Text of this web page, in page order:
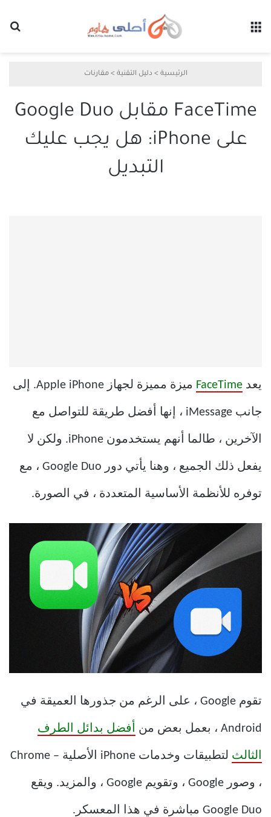
الرئيسية > دليل التقنية > مقارنات
FaceTime مقابل Google Duo
على iPhone: هل يجب عليك
التبديل
يعد FaceTime ميزة مميزة لجهاز Apple iPhone. إلى
جانب iMessage ، إنها أفضل طريقة للتواصل مع
الآخرين ، طالما أنهم يستخدمون iPhone. ولكن لا
يفعل ذلك الجميع ، وهنا يأتي دور Google Duo ، مع
توفره للأنظمة الأساسية المتعددة ، في الصورة.
تقوم Google ، على الرغم من جذورها العميقة في
Android ، بعمل بعض من أفضل بدائل الطرف
الثالث لتطبيقات وخدمات iPhone الأصلية – Chrome
، وصور Google ، وتقويم Google ، والمزيد. ويقع
Google Duo مباشرة في هذا المعسكر.